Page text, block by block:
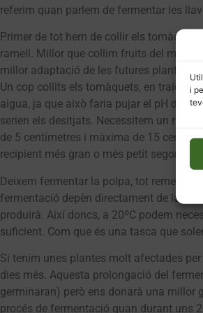
i
referim quan parlem de fermentar les
Primer de tot hem de collir els
ramell. Millor que collim fruits del
millor adaptació de les futures plantes al
Un cop collits els tomàquets, en traiem
aigua, ja que això faria pujar el pH de la
serien els desitjats. Necessitem un medi
de 5 centímetres i màxima de 15
recipient més gran o més petit segons
Deixem fermentar la polpa, tot remenant
fermentació depèn directament de la
produirà. Així doncs, a 20ºC podem
suficient. Com que és una tasca que
Si tenim unes plantes molt afectades
dies més. Aquesta prolongació del
germinaran) però ens donarà una millor
procés de fermentació quan durant uns